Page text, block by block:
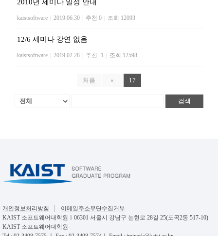
2010년 세미나 일정 안내
kaistsoftware 2019.06.30 추천 0 조회 12093
12/6 세미나 강연 없음
kaistsoftware 2019.02.28 추천 -1 조회 12598
처음 « 17
검색
개인정보처리방침
이메일주소무단수집거부
KAIST 소프트웨어대학원ㅣ06301 서울시 강남구 논현로 28길 25(도곡2동 517-10)
KAIST 소프트웨어대학원